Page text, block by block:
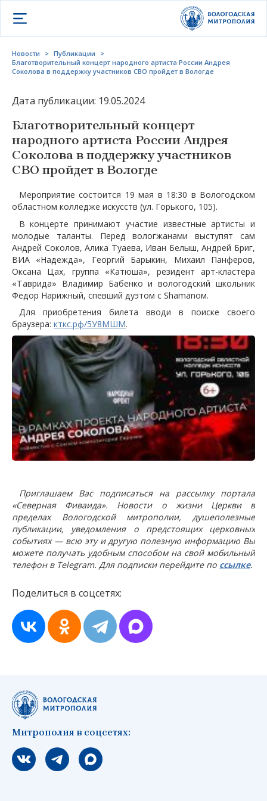
Открыть меню
Новости > Публикации
>
Благотворительный концерт народного артиста России Андрея
Соколова в поддержку участников СВО пройдет в Вологде
Дата публикации: 19.05.2024
Благотворительный концерт
народного артиста России Андрея
Соколова в поддержку участников
СВО пройдет в Вологде
Мероприятие состоится 19 мая в 18:30 в Вологодском
областном колледже искусств (ул. Горького, 105).
В концерте принимают участие известные артисты и
молодые таланты. Перед вологжанами выступят сам
Андрей Соколов, Алика Туаева, Иван Белыш, Андрей Бриг,
ВИА «Надежда», Георгий Барыкин, Михаил Панферов,
Оксана Цах, группа «Катюша», резидент арт-кластера
«Таврида» Владимир Бабенко и вологодский школьник
Федор Нарижный, спевший дуэтом с Shamanом.
Для приобретения билета вводи в поиске своего
браузера: кткс.рф/5У8МШМ.
Приглашаем Вас подписаться на рассылку портала
«Северная Фиваида». Новости о жизни Церкви в
пределах Вологодской митрополии, душеполезные
публикации, уведомления о предстоящих церковных
событиях — всю эту и другую полезную информацию Вы
можете получать удобным способом на свой мобильный
телефон в Telegram. Для подписки перейдите по ссылке.
Поделиться в соцсетях:
Митрополия в соцсетях:
Мы вконтакте
Мы в telegram
Мы в Макс